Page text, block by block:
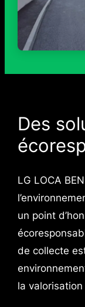
Des
LG LOCA
un point
de collecte
la